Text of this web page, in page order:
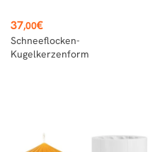
Preis
37,00€
Schneeflocken-
Kugelkerzenform